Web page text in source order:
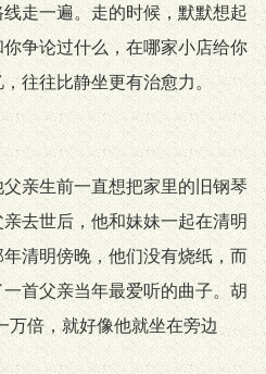
走一遍。走的时候，默默想起
争论过什么，在哪家小店给你
往往比静坐更有治愈力。
亲生前一直想把家里的旧钢琴
去世后，他和妹妹一起在清明
清明傍晚，他们没有烧纸，而
首父亲当年最爱听的曲子。胡
万倍，就好像他就坐在旁边